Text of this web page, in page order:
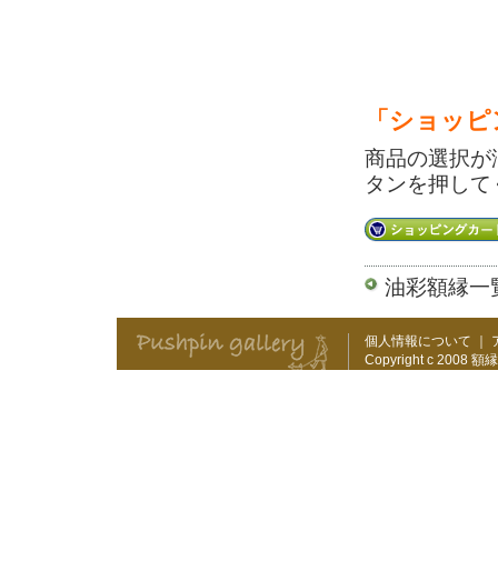
「ショッ
商品の選択
タンを押し
油彩額縁一
個人情報について ｜
Copyright c 2008 額